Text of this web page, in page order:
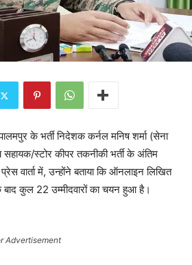
के भर्ती निदेशक कर्नल मनिष शर्मा (सेना
स्टोर कीपर तकनीकी भर्ती के अंतिम
वार्ता में, उन्होंने बताया कि ऑनलाइन लिखित
के बाद कुल 22 उम्मीदवारों का चयन हुआ है।
Advertisement